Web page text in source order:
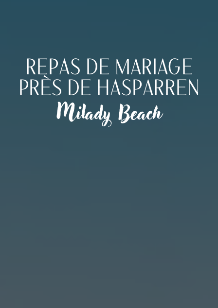
REPAS DE MARIAGE
PRÈS DE HASPARREN
Milady Beach